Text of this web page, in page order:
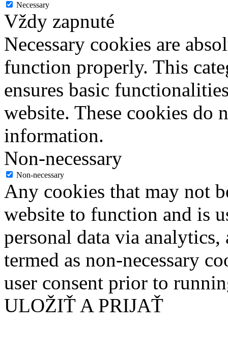
Necessary
Vždy zapnuté
Necessary cookies are
function properly. This
ensures basic
website. These cookies do
information.
Non-necessary
Non-necessary
Any cookies that may not
website to function and is
personal data via analytics,
termed as non-necessary
user consent prior to
ULOŽIŤ A PRIJAŤ